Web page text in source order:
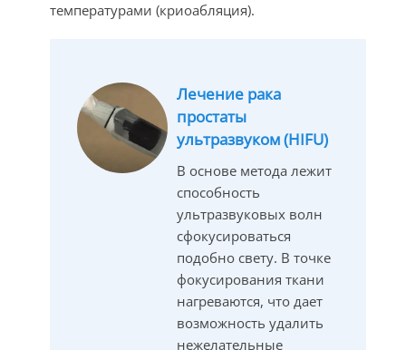
температурами (криоабляция).
Лечение рака
простаты
ультразвуком (HIFU)
В основе метода лежит
способность
ультразвуковых волн
сфокусироваться
подобно свету. В точке
фокусирования ткани
нагреваются, что дает
возможность удалить
нежелательные